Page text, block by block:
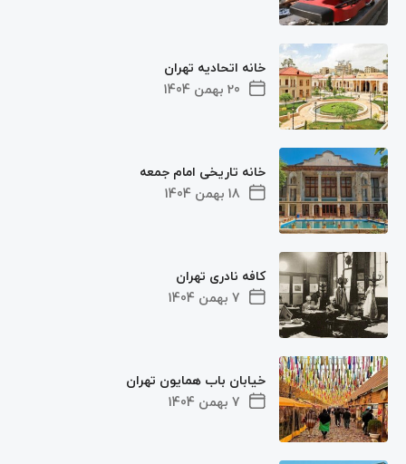
20 بهمن 1404
خانه اتحادیه تهران
18 بهمن 1404
خانه تاریخی امام جمعه
7 بهمن 1404
کافه نادری تهران
7 بهمن 1404
خیابان باب همایون تهران